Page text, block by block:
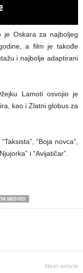
je Oskara za najboljeg
a film je takođe
i najbolje adaptirani
Lamoti osvojio je
kao i Zlatni globus za
“Boja novca”,
i “Avijatičar”.
MEDVED
Next article